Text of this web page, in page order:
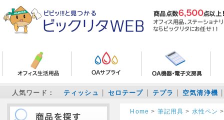
人気ワード： ティッシュ セロテープ テプラ 空気清浄機
Home > 筆記用具 > 水性ペン